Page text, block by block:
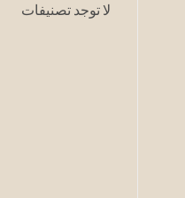
لا توجد تصنيفات